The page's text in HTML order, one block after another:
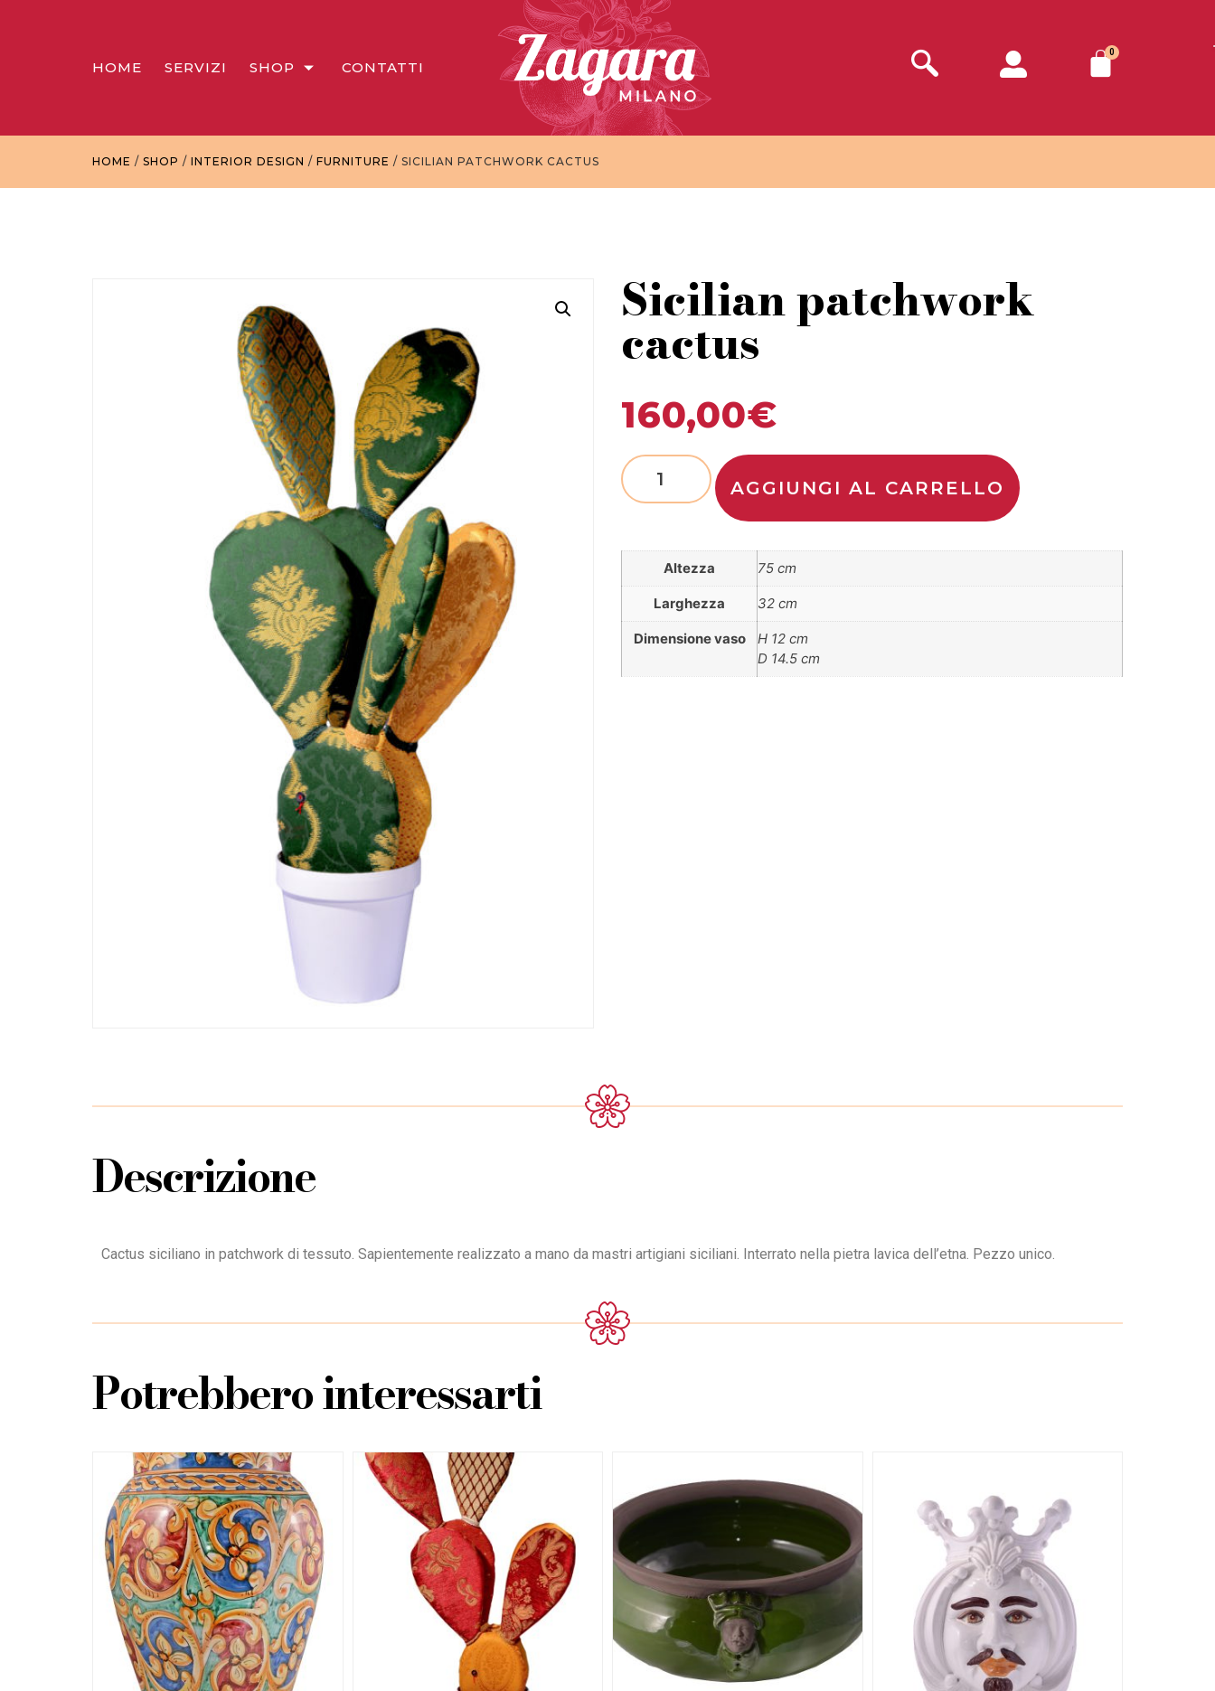
HOME SERVIZI SHOP CONTATTI
0
HOME / SHOP / INTERIOR DESIGN / FURNITURE / SICILIAN PATCHWORK CACTUS
Sicilian patchwork
cactus
160,00€
AGGIUNGI AL CARRELLO
Altezza 75 cm
Larghezza 32 cm
Dimensione vaso
H 12 cm
D 14.5 cm
Descrizione
Cactus siciliano in patchwork di tessuto. Sapientemente realizzato a mano da mastri artigiani siciliani. Interrato nella pietra lavica dell’etna. Pezzo unico.
Potrebbero interessarti